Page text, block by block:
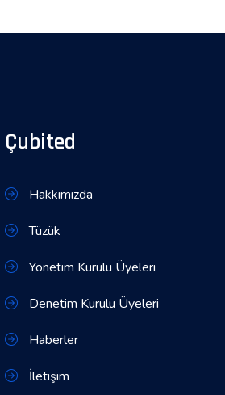
Çubited
Hakkımızda
Tüzük
Yönetim Kurulu Üyeleri
Denetim Kurulu Üyeleri
Haberler
İletişim